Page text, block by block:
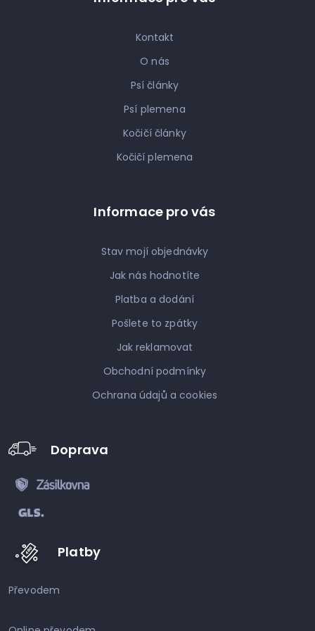
Kontakt
O nás
Psí články
Psí plemena
Kočičí články
Kočičí plemena
Informace pro vás
Stav mojí objednávky
Jak nás hodnotíte
Platba a dodání
Pošlete to zpátky
Jak reklamovat
Obchodní podmínky
Ochrana údajů a cookies
Doprava
Platby
Převodem